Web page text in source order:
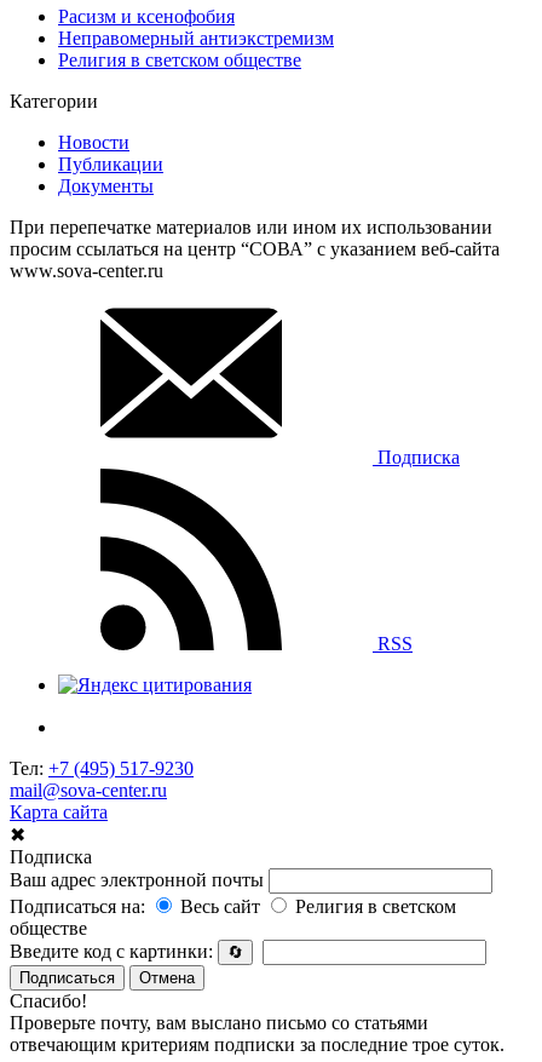
Расизм и ксенофобия
Неправомерный антиэкстремизм
Религия в светском обществе
Категории
Новости
Публикации
Документы
При перепечатке материалов или ином их использовании
просим ссылаться на центр “СОВА” с указанием веб-сайта
www.sova-center.ru
Подписка
RSS
Тел: +7 (495) 517-9230
mail@sova-center.ru
Карта сайта
✖
Подписка
Ваш адрес электронной почты
Подписаться на:
Весь сайт
Религия в светском
обществе
Введите код с картинки:
🔄
Подписаться
Отмена
Спасибо!
Проверьте почту, вам выслано письмо со статьями
отвечающим критериям подписки за последние трое суток.